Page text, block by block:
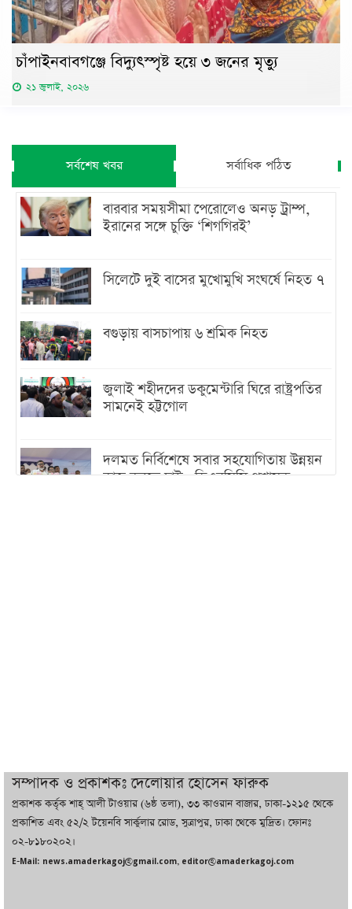
চাঁপাইনবাবগঞ্জে বিদ্যুৎস্পৃষ্ট হয়ে ৩ জনের মৃত্যু
২১ জুলাই, ২০২৬
সর্বশেষ খবর সর্বাধিক পঠিত
বারবার সময়সীমা পেরোলেও অনড় ট্রাম্প,
ইরানের সঙ্গে চুক্তি ‘শিগগিরই’
সিলেটে দুই বাসের মুখোমুখি সংঘর্ষে নিহত ৭
বগুড়ায় বাসচাপায় ৬ শ্রমিক নিহত
জুলাই শহীদদের ডকুমেন্টারি ঘিরে রাষ্ট্রপতির
সামনেই হট্টগোল
দলমত নির্বিশেষে সবার সহযোগিতায় উন্নয়ন
কাজ করতে চাই : ডিএনসিসি প্রশাসক
বাজারে কাঁচা মরিচে ‘আগুন’, ‘এত দাম তো
আগে দেখিনি’
সম্পাদক ও প্রকাশকঃ দেলোয়ার হোসেন ফারুক
প্রকাশক কর্তৃক শাহ্ আলী টাওয়ার (৬ষ্ঠ তলা), ৩৩ কাওরান বাজার, ঢাকা-১২১৫ থেকে
প্রকাশিত এবং ৫২/২ টয়েনবি সার্কুলার রোড, সুত্রাপুর, ঢাকা থেকে মুদ্রিত। ফোনঃ
০২-৮১৮০২০২।
E-Mail: news.amaderkagoj@gmail.com, editor@amaderkagoj.com